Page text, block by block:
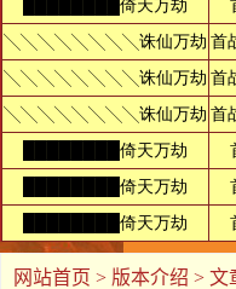
网站首页 > 版本介绍 > 文